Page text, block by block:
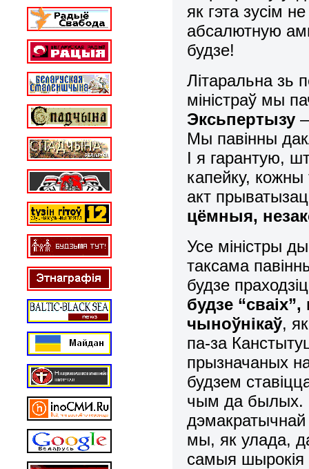
як гэта зусім
абсалютную
будзе!
Літаральна зь
міністраў мы
Эксьпертызу
Мы павінны
І я гарантую,
капейку,
акт
цёмныя,
Усе міністры
таксама
будзе
будзе
чыноўнікаў,
па-за
прызначаных
будзем
чым да былых.
мы, як улада,
самыя